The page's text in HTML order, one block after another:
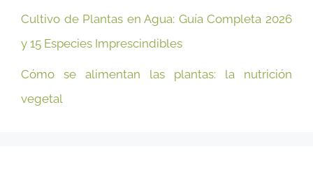
Cultivo de Plantas en Agua: Guía Completa 2026
y 15 Especies Imprescindibles
Cómo se alimentan las plantas: la nutrición
vegetal